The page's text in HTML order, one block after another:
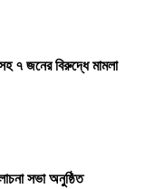
৭ জনের বিরুদ্ধে মামলা
সভা অনুষ্ঠিত